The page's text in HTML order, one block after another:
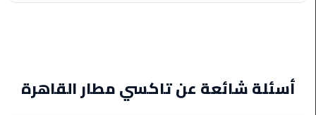
ليموزين
من
أسئلة شائعة عن تاكسي مطار القاهرة